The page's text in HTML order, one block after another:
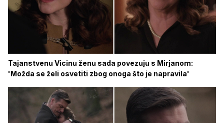
Tajanstvenu Vicinu ženu sada povezuju s Mirjanom:
'Možda se želi osvetiti zbog onoga što je napravila'